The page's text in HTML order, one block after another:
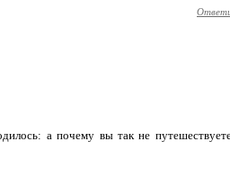
а почему вы так не